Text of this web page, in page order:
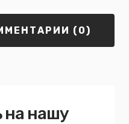
(0)
на нашу